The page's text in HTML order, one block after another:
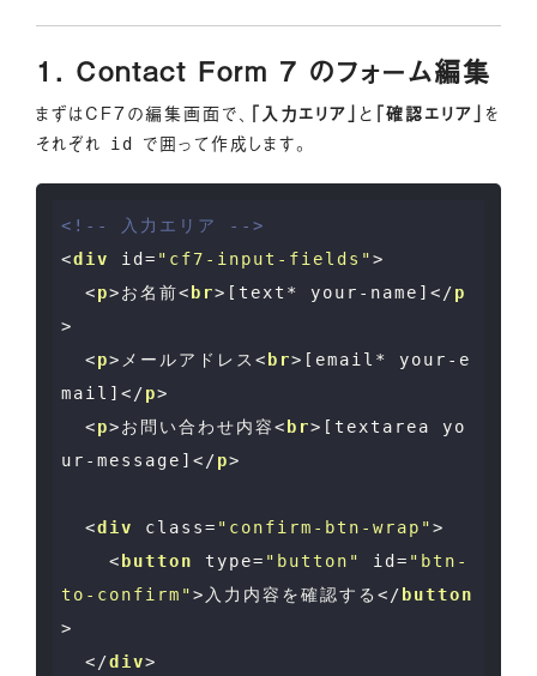
1. Contact Form 7 のフォーム編集
まずはCF7の編集画面で、 「入力エリア」 と 「確認エリア」 を
それぞれ
id で囲って作成します。
<!-- 入力エリア -->
<div id = "cf7-input-fields">
<p>お名前< br> [text* your-name] </p
>
<p> メールアドレス < br> [email* your-e
mail] </p>
<p>お問い合わせ内容< br> [textarea yo
ur-message] </p>
<div class= "confirm-btn-wrap">
< button type= "button" id = "btn-
to-confirm"> 入力内容を確認する </ button
>
</div>